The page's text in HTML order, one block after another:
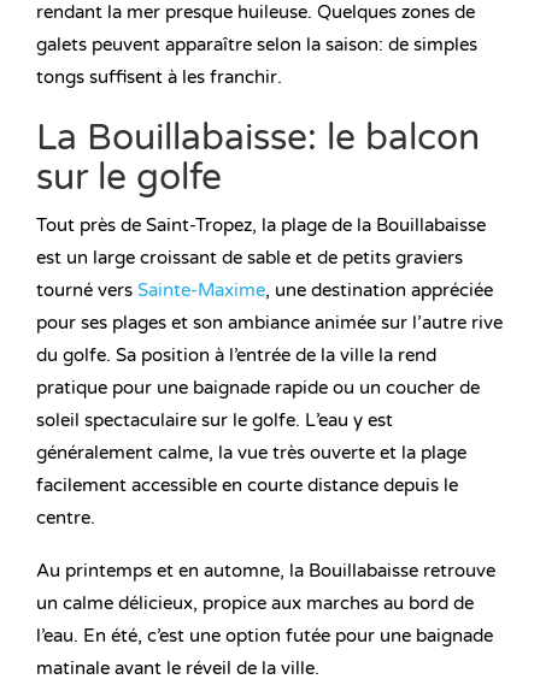
rendant la mer presque huileuse. Quelques zones de
galets peuvent apparaître selon la saison: de simples
tongs suffisent à les franchir.
La Bouillabaisse: le balcon
sur le golfe
Tout près de Saint-Tropez, la plage de la Bouillabaisse
est un large croissant de sable et de petits graviers
tourné vers Sainte-Maxime, une destination appréciée
pour ses plages et son ambiance animée sur l’autre rive
du golfe. Sa position à l’entrée de la ville la rend
pratique pour une baignade rapide ou un coucher de
soleil spectaculaire sur le golfe. L’eau y est
généralement calme, la vue très ouverte et la plage
facilement accessible en courte distance depuis le
centre.
Au printemps et en automne, la Bouillabaisse retrouve
un calme délicieux, propice aux marches au bord de
l’eau. En été, c’est une option futée pour une baignade
matinale avant le réveil de la ville.